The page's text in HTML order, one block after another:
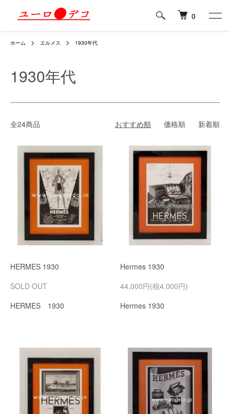
0
ホーム エルメス 1930年代
1930年代
全24商品 おすすめ順 価格順 新着順
HERMES 1930
SOLD OUT
HERMES 1930
Hermes 1930
44,000円(税4,000円)
Hermes 1930